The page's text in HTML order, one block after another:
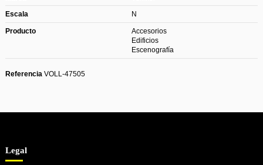
Escala N
Producto
Accesorios
Edificios
Escenografía
Referencia VOLL-47505
Legal